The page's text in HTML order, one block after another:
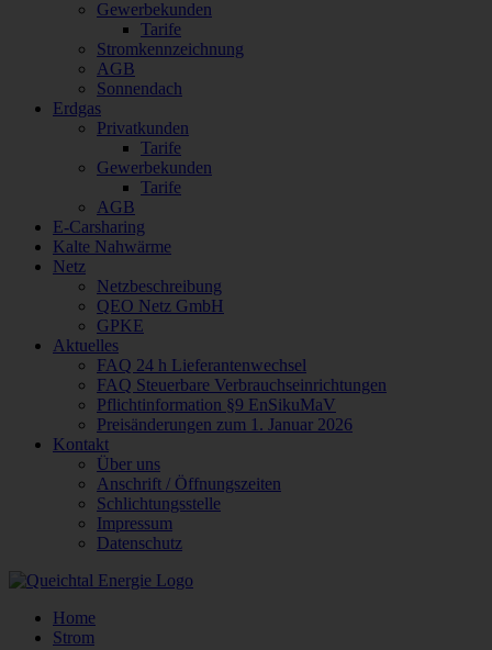
Gewerbekunden
Tarife
Stromkennzeichnung
AGB
Sonnendach
Erdgas
Privatkunden
Tarife
Gewerbekunden
Tarife
AGB
E-Carsharing
Kalte Nahwärme
Netz
Netzbeschreibung
QEO Netz GmbH
GPKE
Aktuelles
FAQ 24 h Lieferantenwechsel
FAQ Steuerbare Verbrauchseinrichtungen
Pflichtinformation §9 EnSikuMaV
Preisänderungen zum 1. Januar 2026
Kontakt
Über uns
Anschrift / Öffnungszeiten
Schlichtungsstelle
Impressum
Datenschutz
Home
Strom